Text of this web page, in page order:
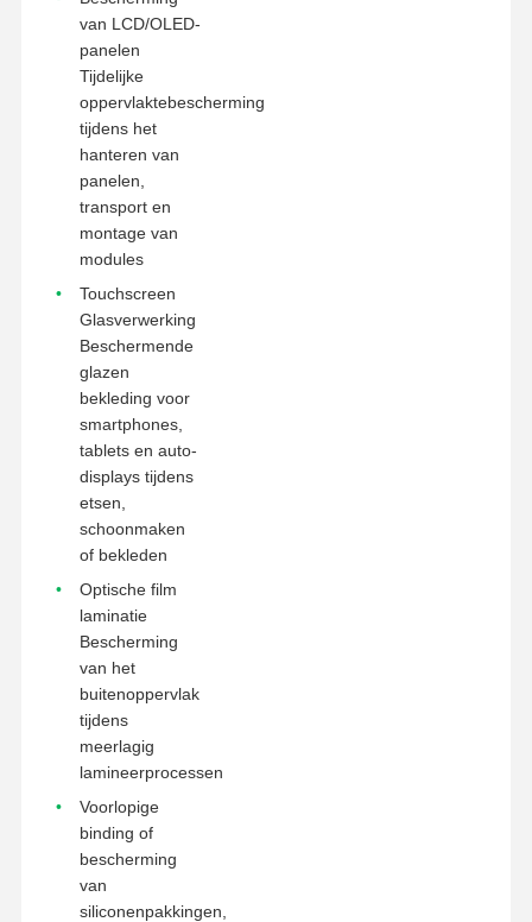
van LCD/OLED-
panelen
Tijdelijke
oppervlaktebescherming
tijdens het
hanteren van
panelen,
transport en
montage van
modules
Touchscreen
Glasverwerking
Beschermende
glazen
bekleding voor
smartphones,
tablets en auto-
displays tijdens
etsen,
schoonmaken
of bekleden
Optische film
laminatie
Bescherming
van het
buitenoppervlak
tijdens
meerlagig
lamineerprocessen
Voorlopige
binding of
bescherming
van
siliconenpakkingen,